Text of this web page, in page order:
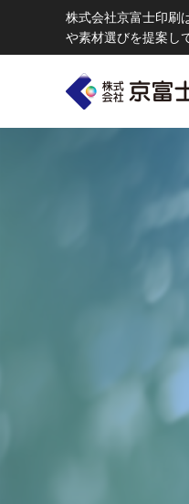
株式会社京富士印刷
や素材選びを提案し
京富士印刷はクライア
第84話 神社だ
フェで大好評「